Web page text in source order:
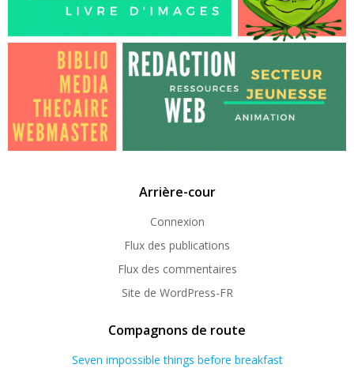
Arrière-cour
Connexion
Flux des publications
Flux des commentaires
Site de WordPress-FR
Compagnons de route
Seven impossible things before breakfast